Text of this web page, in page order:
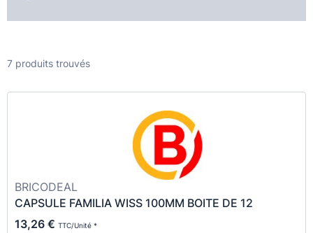
7 produits trouvés
BRICODEAL
CAPSULE FAMILIA WISS 100MM BOITE DE 12
13,26 € TTC/Unité *